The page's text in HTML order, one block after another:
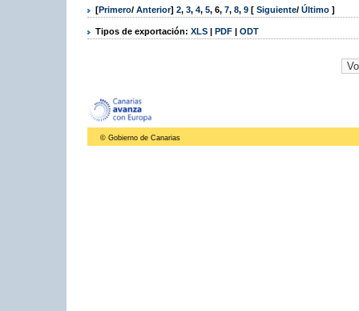
[Primero/ Anterior] 2, 3, 4, 5, 6, 7, 8, 9 [ Siguiente/ Último ]
Tipos de exportación: XLS | PDF | ODT
© Gobierno de Canarias